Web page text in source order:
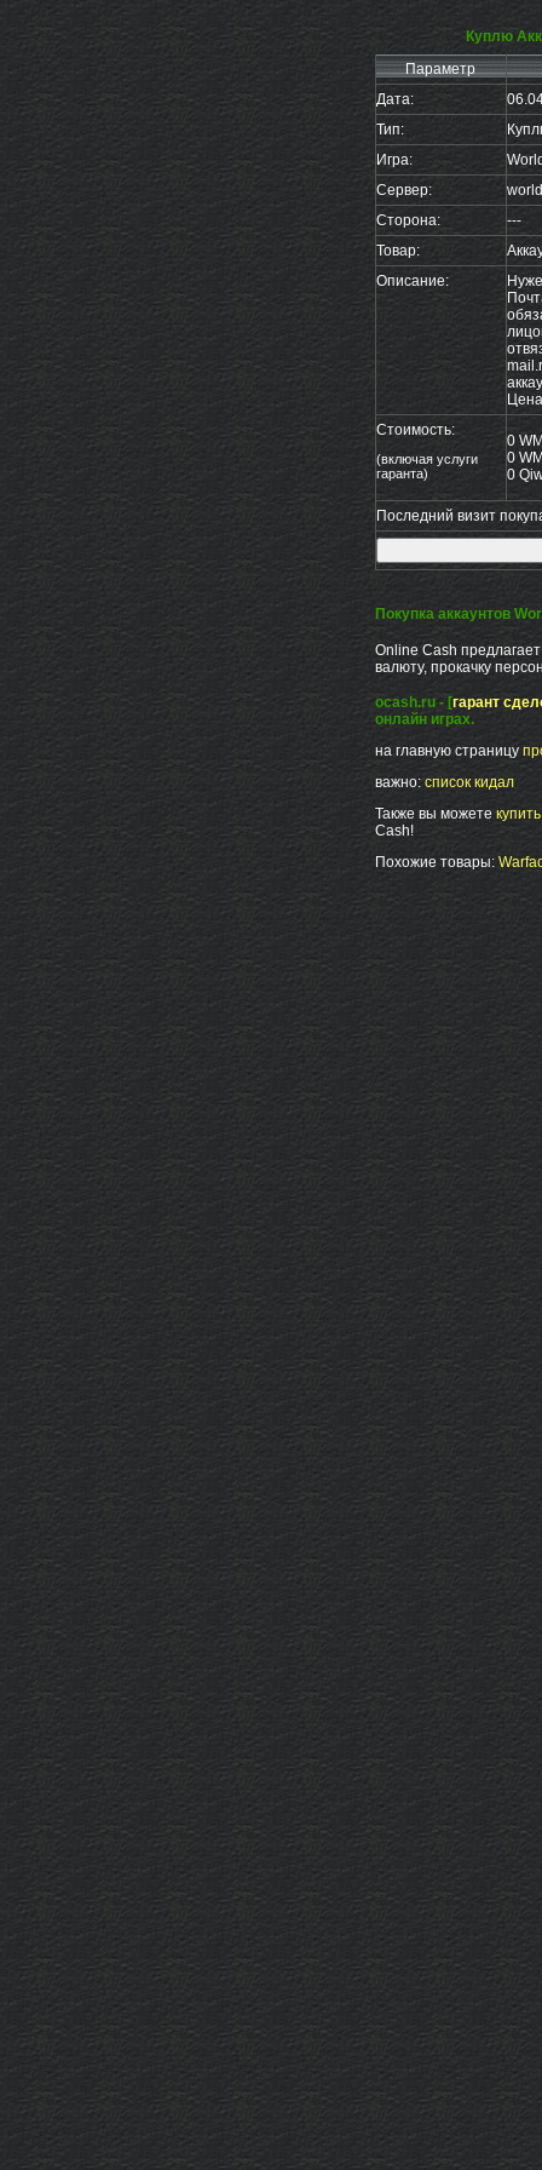
Куплю
Параметр
Дата:
Тип:
Игра:
Сервер:
Сторона:
---
Товар:
Описание:
Стоимость:
(включая услуги
гаранта)
0
0
0
Последний визит
Покупка аккаунтов
Online Cash
валюту, прокачку
ocash.ru - [гарант
онлайн играх.
на главную страницу
важно: список кидал
Также вы можете
Cash!
Похожие товары: